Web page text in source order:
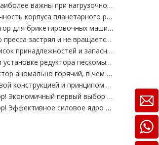
Какие параметры наиболее важны при нагрузочном тестировании редуктора
Как обеспечить точность корпуса планетарного редуктора после сварки
Как выбрать редуктор для брикетировочных машин малого и среднего размера?
Редуктор шарового пресса застрял и не вращается? Причина неисправности + быстрое решение
Зарезервируйте список принадлежностей и запасных частей для редуктора машины для промывки песка, чтобы избежать сбоев, остановок и задержек в производстве песка.
Недоразумения при установке редуктора пескомывальной машины, соосное отклонение и резкий стук прямо сокращают срок службы вдвое.
Планетарный редуктор аномально горячий, в чем причина?
Знакомство с базовой конструкцией и принципом работы червячного редуктора.
Червячный редуктор! Экономичный первый выбор для обычных намоточных машин.
Косозубый редуктор! Эффективное силовое ядро ​​автоматизированных линий по производству намотки